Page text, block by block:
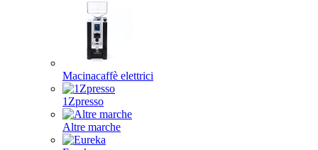
Macinacaffè elettrici
1Zpresso
Altre marche